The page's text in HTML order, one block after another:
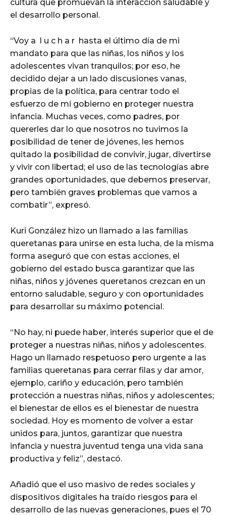
cultura que promuevan la interacción saludable y
el desarrollo personal.
“Voy a l u c h a r hasta el último día de mi
mandato para que las niñas, los niños y los
adolescentes vivan tranquilos; por eso, he
decidido dejar a un lado discusiones vanas,
propias de la política, para centrar todo el
esfuerzo de mi gobierno en proteger nuestra
infancia. Muchas veces, como padres, por
quererles dar lo que nosotros no tuvimos la
posibilidad de tener de jóvenes, les hemos
quitado la posibilidad de convivir, jugar, divertirse
y vivir con libertad; el uso de las tecnologías abre
grandes oportunidades, que debemos preservar,
pero también graves problemas que vamos a
combatir”, expresó.
Kuri González hizo un llamado a las familias
queretanas para unirse en esta lucha, de la misma
forma aseguró que con estas acciones, el
gobierno del estado busca garantizar que las
niñas, niños y jóvenes queretanos crezcan en un
entorno saludable, seguro y con oportunidades
para desarrollar su máximo potencial.
“No hay, ni puede haber, interés superior que el de
proteger a nuestras niñas, niños y adolescentes.
Hago un llamado respetuoso pero urgente a las
familias queretanas para cerrar filas y dar amor,
ejemplo, cariño y educación, pero también
protección a nuestras niñas, niños y adolescentes;
el bienestar de ellos es el bienestar de nuestra
sociedad. Hoy es momento de volver a estar
unidos para, juntos, garantizar que nuestra
infancia y nuestra juventud tenga una vida sana
productiva y feliz”, destacó.
Añadió que el uso masivo de redes sociales y
dispositivos digitales ha traído riesgos para el
desarrollo de las nuevas generaciones, pues el 70